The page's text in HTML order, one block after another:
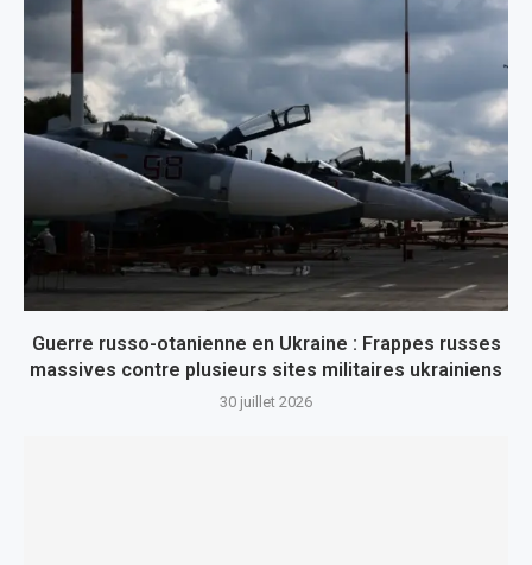
Guerre russo-otanienne en Ukraine : Frappes russes
massives contre plusieurs sites militaires ukrainiens
30 juillet 2026